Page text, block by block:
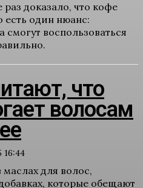
доказало, что кофе
есть один нюанс:
воспользоваться
что
волосам
16:44
маслах для волос,
которые обещают